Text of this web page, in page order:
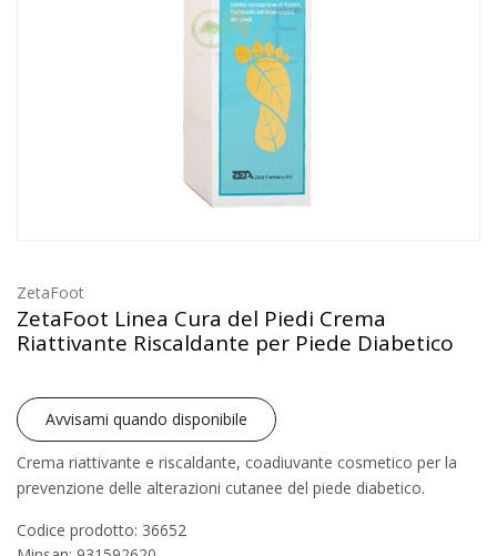
ZetaFoot
ZetaFoot Linea Cura del Piedi Crema
Riattivante Riscaldante per Piede Diabetico
Avvisami quando disponibile
Crema riattivante e riscaldante, coadiuvante cosmetico per la
prevenzione delle alterazioni cutanee del piede diabetico.
Codice prodotto: 36652